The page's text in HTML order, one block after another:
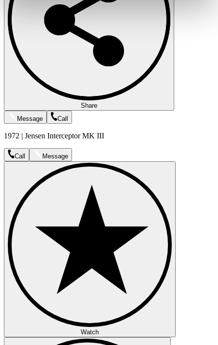
weiteren Daten zusammen, die Sie ihnen bereitgestellt
haben oder die sie im Rahmen Ihrer Nutzung der Dienste
gesammelt haben.Datenschutzerklärung
Share
Message
Call
1972 | Jensen Interceptor MK III
Call Message
Watch